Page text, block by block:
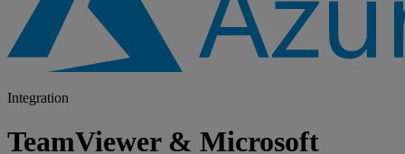
Integration
TeamViewer & Microsoft